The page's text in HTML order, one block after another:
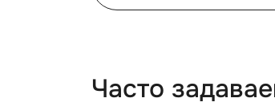
Часто